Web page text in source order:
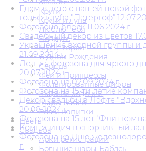
Круги
Круги и луна
Люблю тебя
Подруге
Мульт герои
С Днем Рождения
Сердца
Феи и Принцессы
Фольгированные цифры
Шарики ходячки
Шары Баблс
Еда и напитки
Цветы
Свадьба
Арки регистрации
Большие шары. Баблсы
Едем в лето с нашей новой
гольф-клуба "Петергоф"
Фотозона-блеск 11.06.2024 г.
Свадебный декор из цветов
Украшение входной группы и
21.09.2024 г.
Летняя фотозона для яркого
20.07.2024 г.
Фотозона на 02.09.2024 г.
Фотозона на 15-ти летие
Декор свадьбы в Лофте
20.08.2024 г.
Фотозона на 15 лет "Флит
Композиция в спортивный зал
Фотозона ко Дню
г.